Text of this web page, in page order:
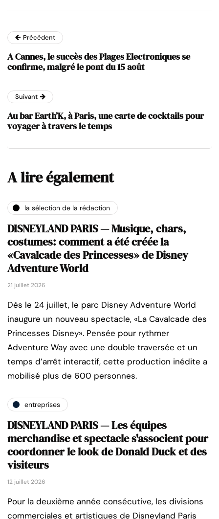
Précédent
A Cannes, le succès des Plages Electroniques se
confirme, malgré le pont du 15 août
Suivant
Au bar Earth’K, à Paris, une carte de cocktails pour
voyager à travers le temps
A lire également
la sélection de la rédaction
DISNEYLAND PARIS — Musique, chars,
costumes: comment a été créée la
«Cavalcade des Princesses» de Disney
Adventure World
21 juillet 2026
Dès le 24 juillet, le parc Disney Adventure World
inaugure un nouveau spectacle, «La Cavalcade des
Princesses Disney». Pensée pour rythmer
Adventure Way avec une double traversée et un
temps d’arrêt interactif, cette production inédite a
mobilisé plus de 600 personnes.
entreprises
DISNEYLAND PARIS — Les équipes
merchandise et spectacle s'associent pour
coordonner le look de Donald Duck et des
visiteurs
12 juillet 2026
Pour la deuxième année consécutive, les divisions
commerciales et artistiques de Disneyland Paris